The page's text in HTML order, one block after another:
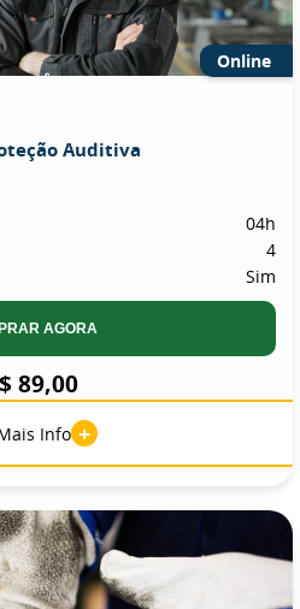
Online
Auditiva
04h
4
Sim
AGORA
89,00
Info +